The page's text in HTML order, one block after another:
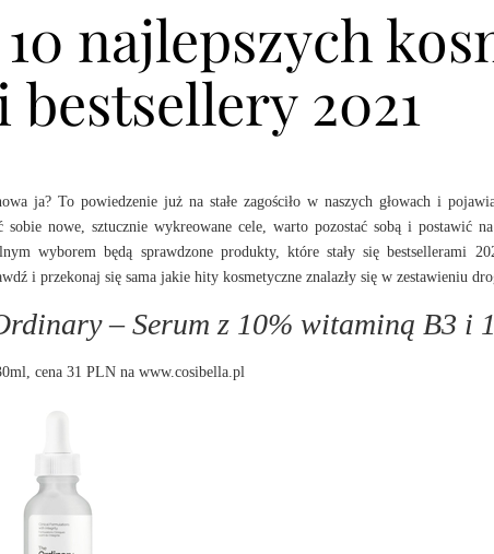
najlepszych
bestsellery 2021
ja? To powiedzenie już na stałe zagościło w naszych głowach i
sobie nowe, sztucznie wykreowane cele, warto pozostać sobą i postawić
wyborem będą sprawdzone produkty, które stały się bestsellerami
i przekonaj się sama jakie hity kosmetyczne znalazły się w zestawieniu
– Serum z 10% witaminą B3 i
cena 31 PLN na www.cosibella.pl